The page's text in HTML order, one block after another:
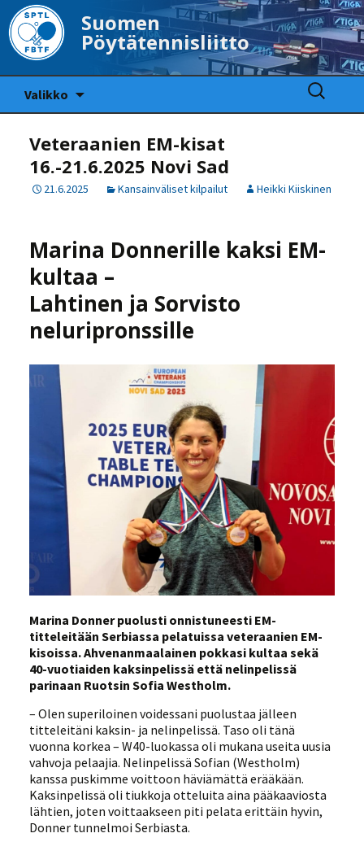
Suomen
Pöytätennisliitto
Valikko
Haku:
Veteraanien EM-kisat
16.-21.6.2025 Novi Sad
21.6.2025 Kansainväliset kilpailut Heikki Kiiskinen
Marina Donnerille kaksi EM-
kultaa –
Lahtinen ja Sorvisto
neluripronssille
Marina Donner puolusti onnistuneesti EM-
titteleitään Serbiassa pelatuissa veteraanien EM-
kisoissa. Ahvenanmaalainen pokkasi kultaa sekä
40-vuotiaiden kaksinpelissä että nelinpelissä
parinaan Ruotsin Sofia Westholm.
– Olen superiloinen voidessani puolustaa jälleen
titteleitäni kaksin- ja nelinpelissä. Taso oli tänä
vuonna korkea – W40-luokassa oli mukana useita uusia
vahvoja pelaajia. Nelinpelissä Sofian (Westholm)
kanssa puskimme voittoon häviämättä erääkään.
Kaksinpelissä oli tiukkoja otteluita aina pääkaaviosta
lähtien, joten voittaakseen piti pelata erittäin hyvin,
Donner tunnelmoi Serbiasta.